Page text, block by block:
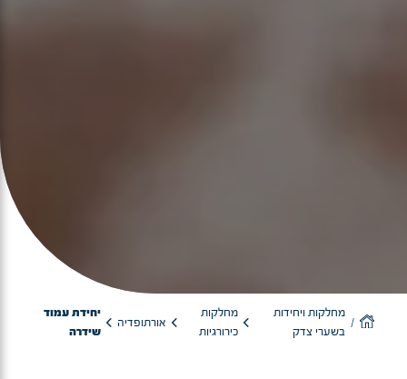
מחלקות ויחידות
בשערי צדק
מחלקות
כירורגיות
אורתופדיה
יחידת עמוד
שידרה